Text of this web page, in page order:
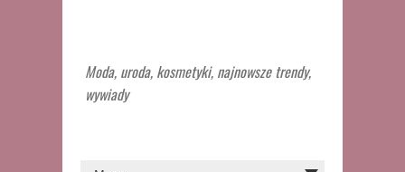
Moda, uroda, kosmetyki, najnowsze trendy,
wywiady